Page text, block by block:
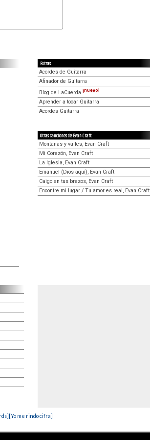
Extras
Acordes de Guitarra
Afinador de Guitarra
Blog de LaCuerda ¡nuevo!
Aprender a tocar Guitarra
Acordes Guitarra
Otras canciones de Evan Craft
Montañas y valles, Evan Craft
Mi Corazón, Evan Craft
La Iglesia, Evan Craft
Emanuel (Dios aquí), Evan Craft
Caigo en tus brazos, Evan Craft
Encontre mi lugar / Tu amor es real, Evan Craft
[Yo me rindo cifra]